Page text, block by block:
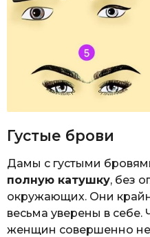
Густые брови
Дамы с густыми
полную катушку, без
окружающих. Они
весьма уверены в
женщин совершенно